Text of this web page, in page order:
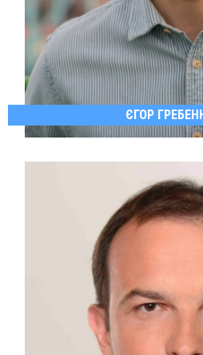
ЄГОР